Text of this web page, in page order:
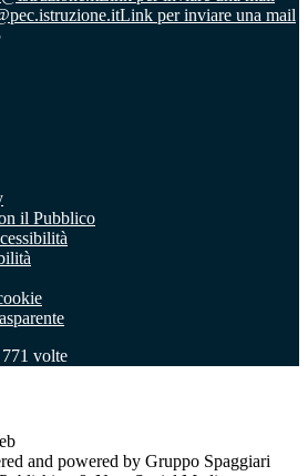
Link per inviare una mail
il Pubblico
771 volte
and powered by Gruppo Spaggiari